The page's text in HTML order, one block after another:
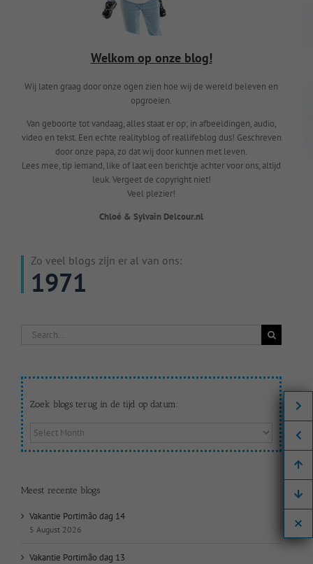
Welkom op onze blog!
Wij laten graag door onze ogen zien hoe wij de wereld beleven en
opgroeien.
Van geboorte tot vandaag, alles staat er op; in afbeeldingen, audio,
video en tekst. Een echte realityblog of reallifeblog dus! Geschreven
door onze papa, zo dat wij door kunnen met leven.
Lees mee, tip iemand, like of laat een berichtje achter voor ons, altijd
leuk. Vergeet de copyright niet!
Veel plezier!
Chloé & Sylvain Delcour.nl
Zo veel blogs zijn er al van ons:
1971
Search
Zoek blogs terug in de tijd op datum:
Zoek
op
datum:
Meest recente blogs
Vakantie Portimão dag 14
5 August 2026
Vakantie Portimão dag 13